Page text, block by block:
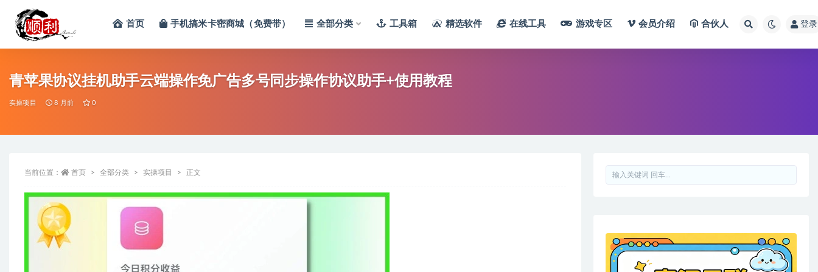
首页 手机搞米卡密商城（免费带） 全部分类 工具箱 精选软件 在线工具 游戏专区 会员介绍 合伙人 登录
青苹果协议挂机助手云端操作免广告多号同步操作协议助手+使用教程
实操项目 8 月前 0
当前位置： 首页 全部分类 实操项目 正文